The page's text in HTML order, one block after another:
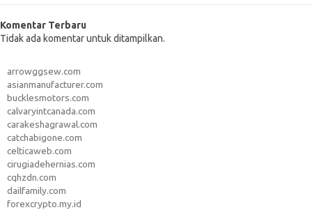
Komentar Terbaru
Tidak ada komentar untuk ditampilkan.
arrowggsew.com
asianmanufacturer.com
bucklesmotors.com
calvaryintcanada.com
carakeshagrawal.com
catchabigone.com
celticaweb.com
cirugiadehernias.com
cqhzdn.com
dailfamily.com
forexcrypto.my.id